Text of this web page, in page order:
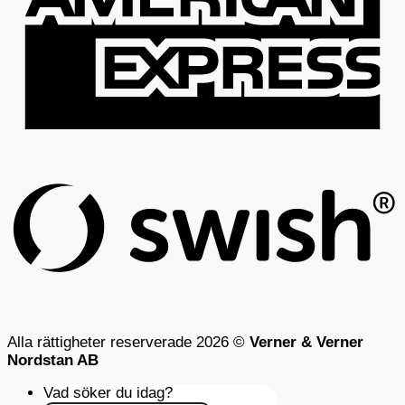
Alla rättigheter reserverade 2026 © Verner & Verner
Nordstan AB
Vad söker du idag?